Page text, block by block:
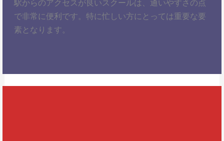
駅からのアクセスが良いスクールは、通いやすさの点
で非常に便利です。特に忙しい方にとっては重要な要
素となります。